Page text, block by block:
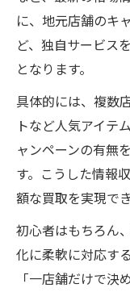
に、地元店舗のキ
ど、独自サービス
となります。
具体的には、複数
トなど人気アイテ
ャンペーンの有無
す。こうした情報
額な買取を実現で
初心者はもちろん
化に柔軟に対応す
「一店舗だけで